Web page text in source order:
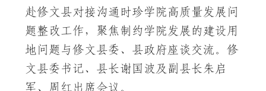
赴修文县对接沟通时珍学院高质量发展问
题整改工作，聚焦制约学院发展的建设用
地问题与修文县委、县政府座谈交流。修
文县委书记、县长谢国波及副县长朱启
军、周红出席会议。